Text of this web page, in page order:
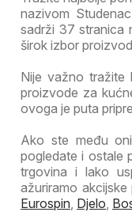
nazivom
sadrži 37 stranica
širok izbor
Nije važno tražite
proizvode za
ovoga je puta
Ako ste među
pogledate i ostale
trgovina i lako
ažuriramo
Eurospin Djelo